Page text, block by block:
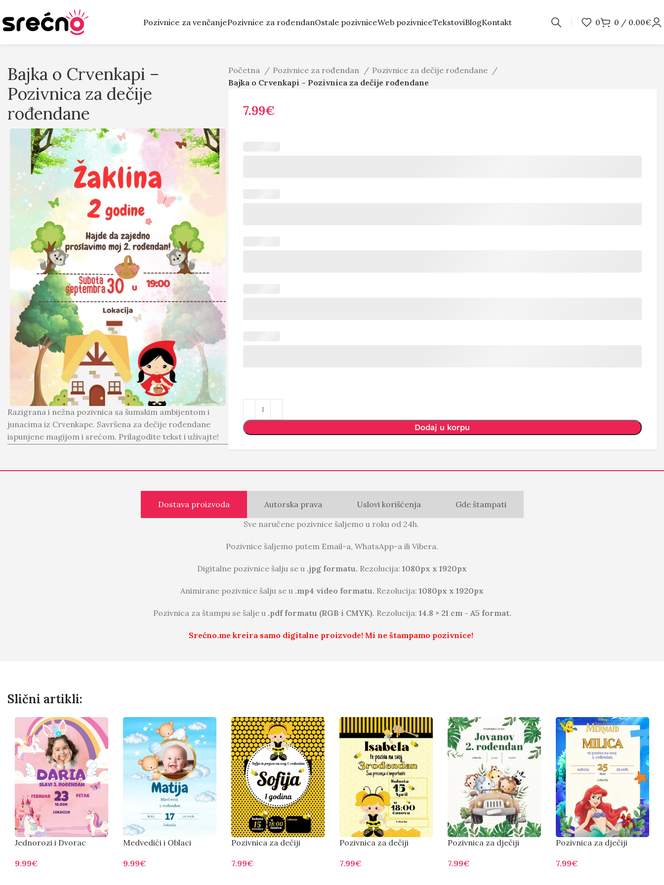
Pozivnice za venčanjePozivnice za rođendanOstale pozivniceWeb pozivniceTekstoviBlogKontakt 0 0 / 0.00€
Bajka o Crvenkapi –
Pozivnica za dečije
rođendane
Razigrana i nežna pozivnica sa šumskim ambijentom i
junacima iz Crvenkape. Savršena za dečije rođendane
ispunjene magijom i srećom. Prilagodite tekst i uživajte!
Početna Pozivnice za rođendan
Pozivnice za dečije rođendane
Bajka o Crvenkapi – Pozivnica za dečije rođendane
7.99€
Dodaj u korpu
Dostava proizvoda Autorska prava Uslovi korišćenja
Gde štampati
Sve naručene pozivnice šaljemo u roku od 24h.
Pozivnice šaljemo putem Email-a, WhatsApp-a ili Vibera.
Digitalne pozivnice šalju se u .jpg formatu. Rezolucija: 1080px x 1920px
Animirane pozivnice šalju se u .mp4 video formatu. Rezolucija: 1080px x 1920px
Pozivnica za štampu se šalje u .pdf formatu (RGB i CMYK). Rezolucija: 14.8 × 21 cm - A5 format.
Srećno.me kreira samo digitalne proizvode! Mi ne štampamo pozivnice!
Slični artikli:
Jednorozi i Dvorac
9.99€
Medvedići i Oblaci
9.99€
Pozivnica za dečiji
7.99€
Pozivnica za dečiji
7.99€
Pozivnica za dječiji
7.99€
Pozivnica za dječiji
7.99€